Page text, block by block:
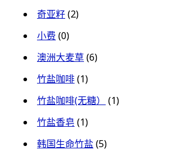
奇亚籽(2)
小费 (0)
澳洲大麦草(6)
竹盐咖啡(1)
竹盐咖啡(无糖）
(1)
竹盐香皂 (1)
韩国生命竹盐(5)